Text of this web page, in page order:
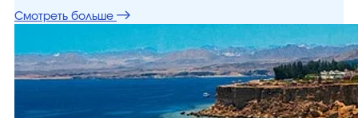
Смотреть больше